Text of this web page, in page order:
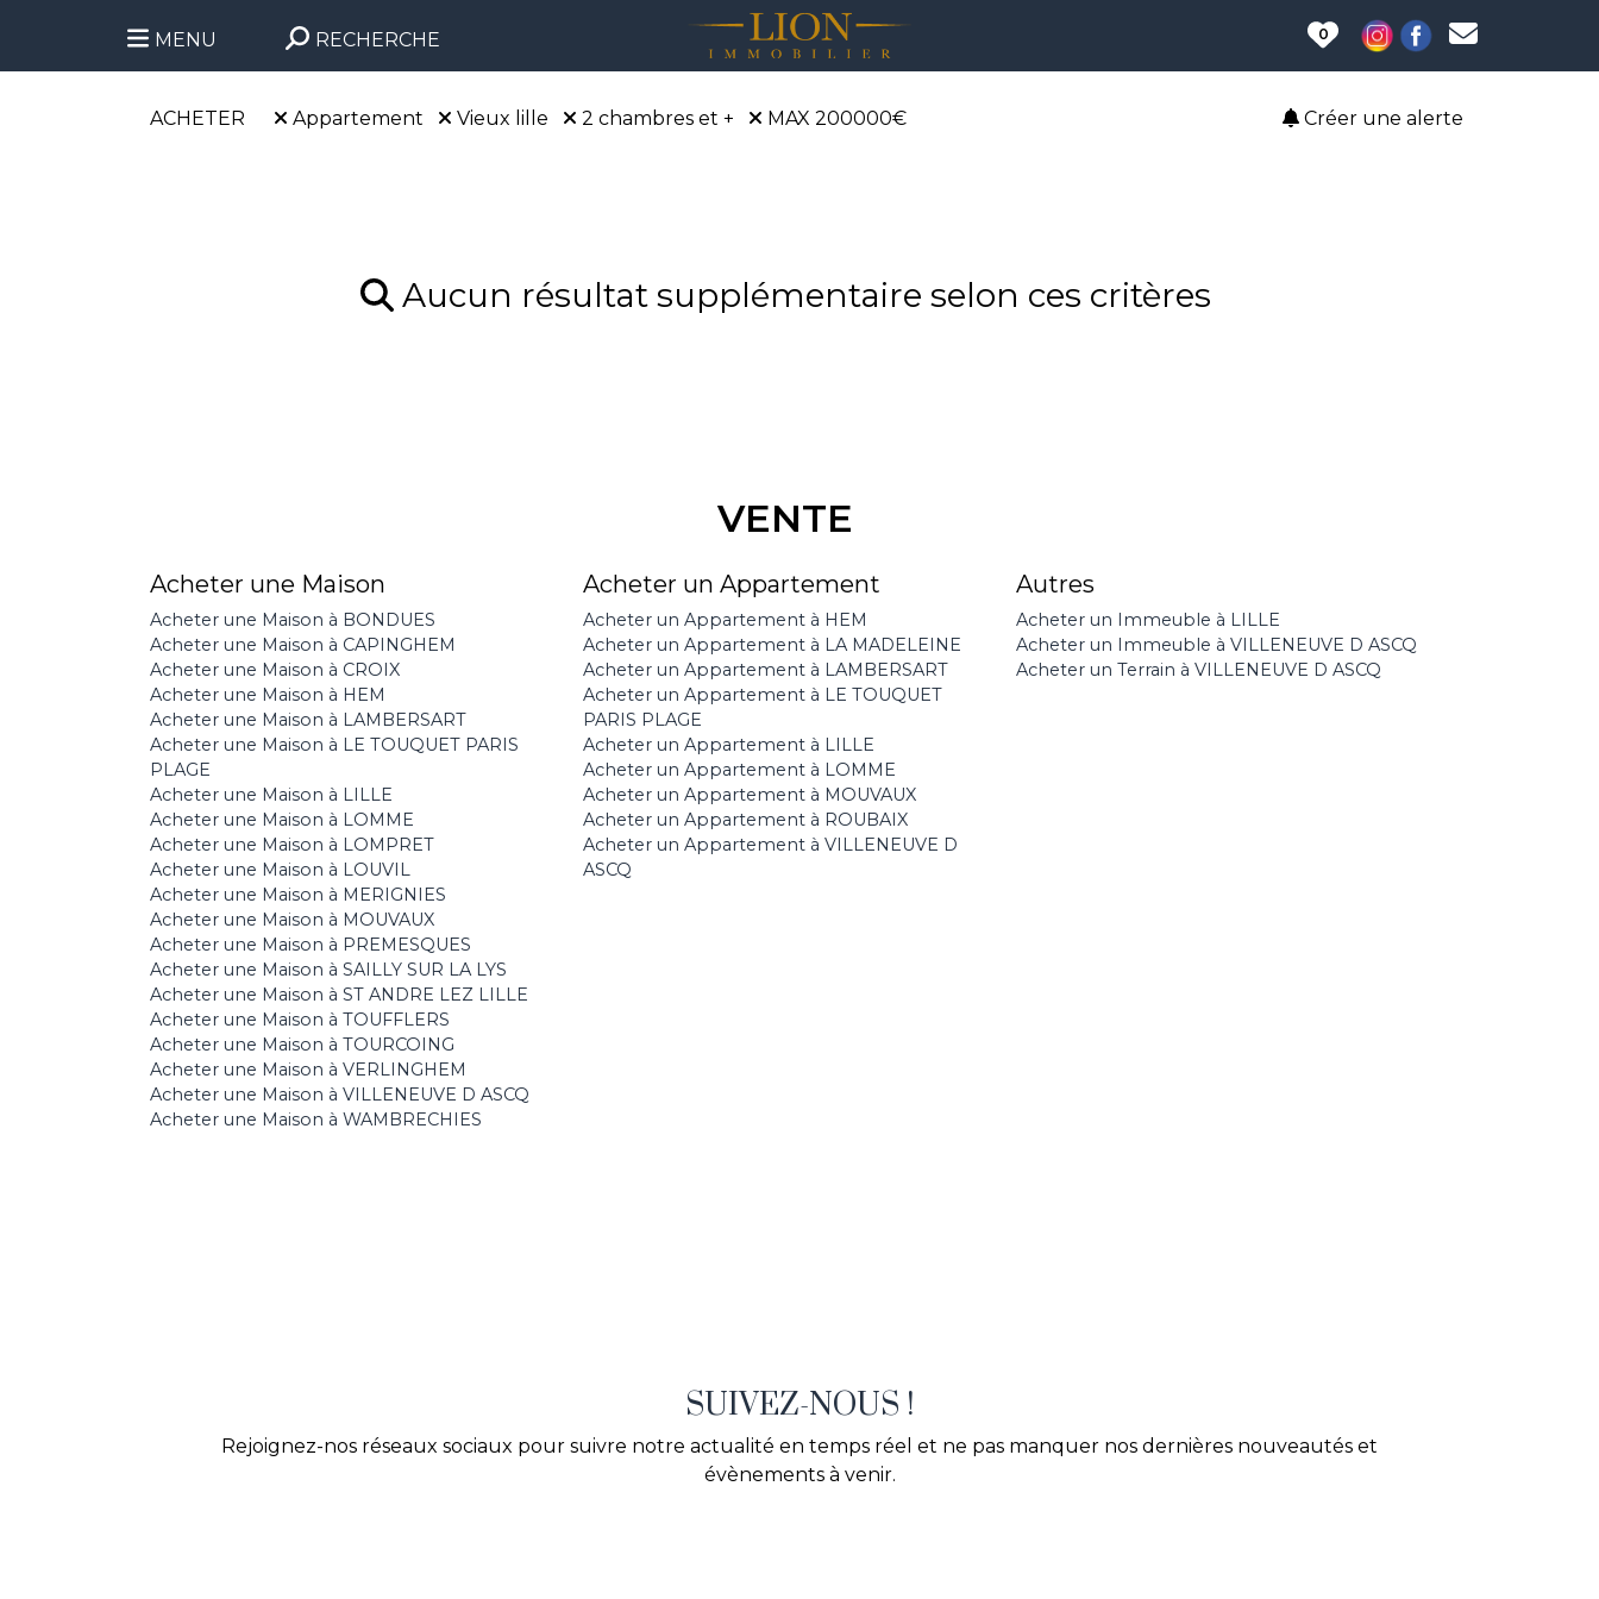
MENU RECHERCHE 0
Créer une alerte
ACHETER Appartement Vieux lille 2 chambres et + MAX 200000€
Aucun résultat supplémentaire selon ces critères
VENTE
Acheter une Maison
Acheter une Maison à BONDUES
Acheter une Maison à CAPINGHEM
Acheter une Maison à CROIX
Acheter une Maison à HEM
Acheter une Maison à LAMBERSART
Acheter une Maison à LE TOUQUET PARIS
PLAGE
Acheter une Maison à LILLE
Acheter une Maison à LOMME
Acheter une Maison à LOMPRET
Acheter une Maison à LOUVIL
Acheter une Maison à MERIGNIES
Acheter une Maison à MOUVAUX
Acheter une Maison à PREMESQUES
Acheter une Maison à SAILLY SUR LA LYS
Acheter une Maison à ST ANDRE LEZ LILLE
Acheter une Maison à TOUFFLERS
Acheter une Maison à TOURCOING
Acheter une Maison à VERLINGHEM
Acheter une Maison à VILLENEUVE D ASCQ
Acheter une Maison à WAMBRECHIES
Acheter un Appartement
Acheter un Appartement à HEM
Acheter un Appartement à LA MADELEINE
Acheter un Appartement à LAMBERSART
Acheter un Appartement à LE TOUQUET
PARIS PLAGE
Acheter un Appartement à LILLE
Acheter un Appartement à LOMME
Acheter un Appartement à MOUVAUX
Acheter un Appartement à ROUBAIX
Acheter un Appartement à VILLENEUVE D
ASCQ
Autres
Acheter un Immeuble à LILLE
Acheter un Immeuble à VILLENEUVE D ASCQ
Acheter un Terrain à VILLENEUVE D ASCQ
SUIVEZ-NOUS !
Rejoignez-nos réseaux sociaux pour suivre notre actualité en temps réel et ne pas manquer nos dernières nouveautés et
évènements à venir.